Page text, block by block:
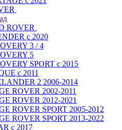
ROVER
с 2020
3 / 4
5
SPORT с 2015
с 2011
2 2006-2014
ROVER 2002-2011
ROVER 2012-2021
ROVER SPORT 2005-2012
ROVER SPORT 2013-2022
с 2017